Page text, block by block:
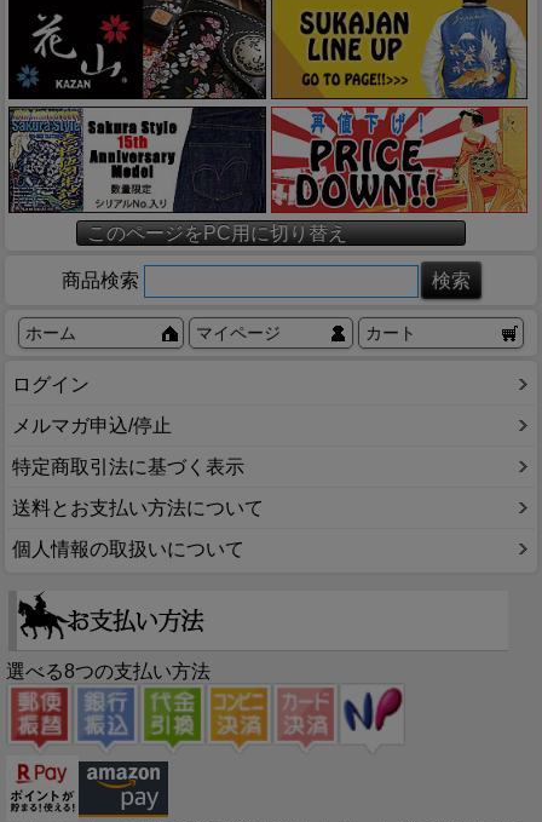
このページをPC用に切り替え
商品検索
ホーム マイページ カート
ログイン
メルマガ申込/停止
特定商取引法に基づく表示
送料とお支払い方法について
個人情報の取扱いについて
選べる8つの支払い方法